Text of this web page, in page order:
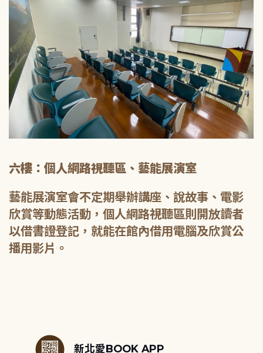
六樓：個人網路視聽區、藝能展演室
藝能展演室會不定期舉辦講座、說故事、電影
欣賞等動態活動，個人網路視聽區則開放讀者
以借書證登記，就能在館內借用電腦及欣賞公
播用影片。
新北愛BOOK APP